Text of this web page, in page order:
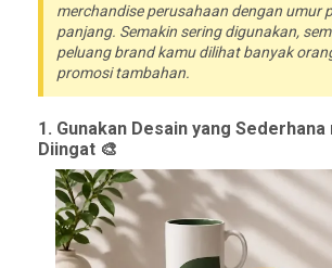
merchandise perusahaan dengan umur
panjang. Semakin sering digunakan,
peluang brand kamu dilihat banyak
promosi tambahan.
1. Gunakan Desain yang Sederhana
Diingat 🎨